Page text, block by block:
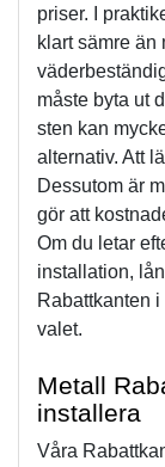
priser. I
klart sämre än
måste byta ut
sten kan
alternativ. Att
Dessutom är
gör att
Om du letar
installation,
Rabattkanten
valet.
Metall
installera
Våra